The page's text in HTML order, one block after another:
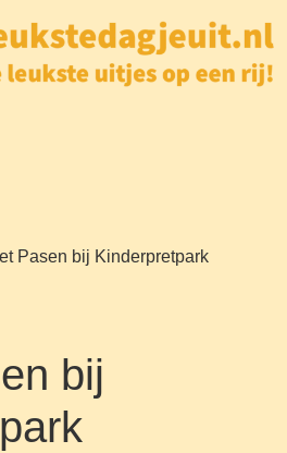
Pasen bij Kinderpretpark
bij